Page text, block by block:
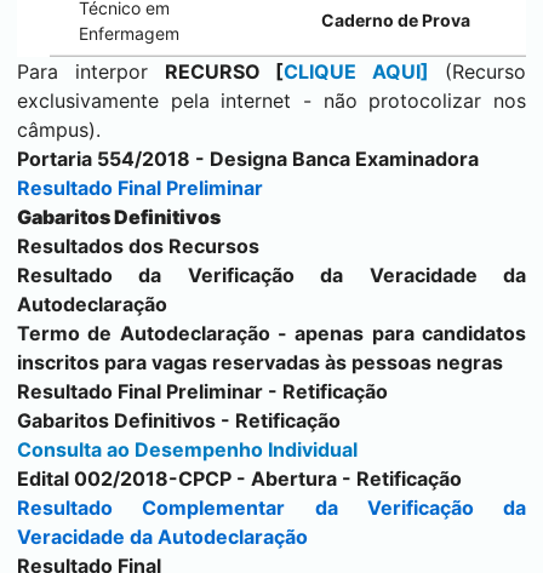
Técnico em
Enfermagem
Caderno de Prova
Para interpor RECURSO [CLIQUE AQUI] (Recurso
exclusivamente pela internet - não protocolizar nos
câmpus).
Portaria 554/2018 - Designa Banca Examinadora
Resultado Final Preliminar
Gabaritos Definitivos
Resultados dos Recursos
Resultado da Verificação da Veracidade da
Autodeclaração
Termo de Autodeclaração- apenas para candidatos
inscritos para vagas reservadas às pessoas negras
Resultado Final Preliminar - Retificação
Gabaritos Definitivos - Retificação
Consulta ao Desempenho Individual
Edital 002/2018-CPCP - Abertura - Retificação
Resultado Complementar da Verificação da
Veracidade da Autodeclaração
Resultado Final